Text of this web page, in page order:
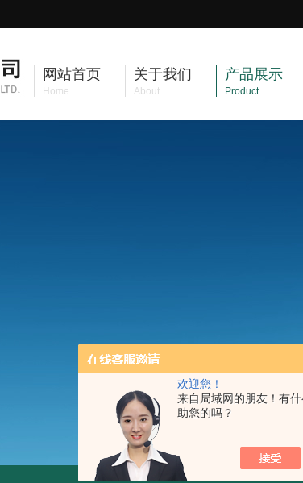
欢迎您！
来自局域网的朋友！有
助您的吗？
网站首页
Home
关于我们
About
产品展示
Product